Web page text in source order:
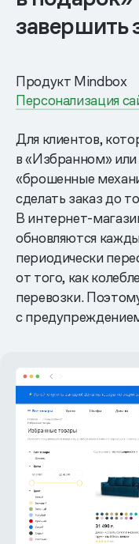
завершить
Продукт Mindbox
Персонализация
Для клиентов,
в «Избранном»
«брошенные
сделать заказ до
В интернет-
обновляются
периодически
от того, как
перевозки.
с